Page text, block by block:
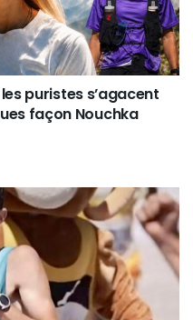
les puristes s’agacent
façon Nouchka